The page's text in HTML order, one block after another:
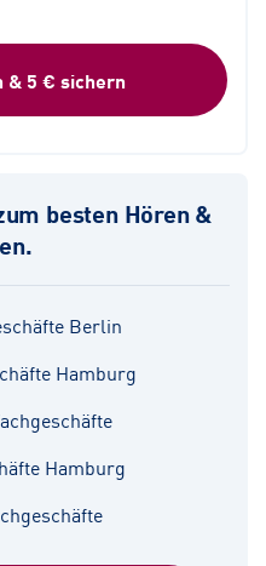
& 5 € sichern
besten Hören &
Berlin
Hamburg
Hamburg